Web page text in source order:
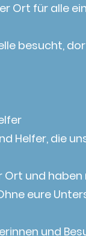
Ort für alle
besucht,
Helfer, die
und
eure
und